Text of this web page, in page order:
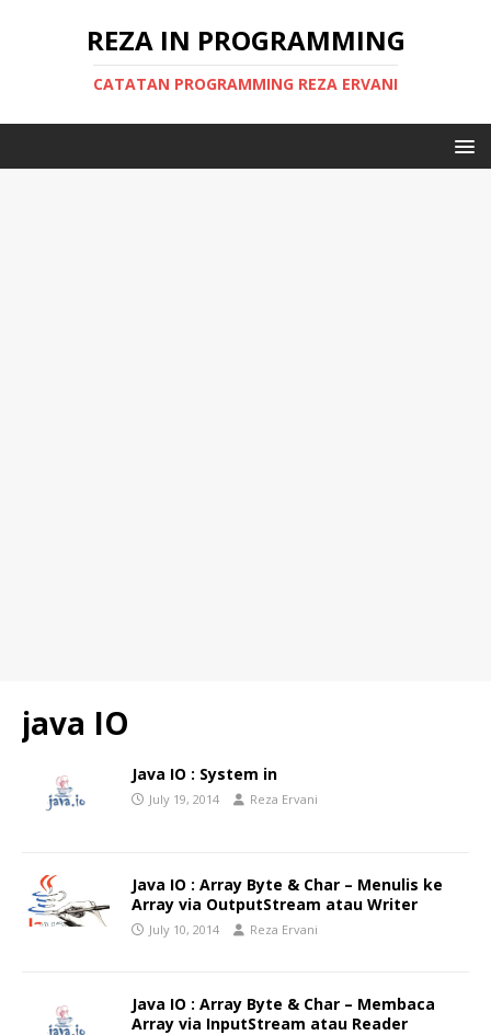
REZA IN PROGRAMMING
CATATAN PROGRAMMING REZA ERVANI
java IO
Java IO : System in
July 19, 2014 Reza Ervani
Java IO : Array Byte & Char – Menulis ke
Array via OutputStream atau Writer
July 10, 2014 Reza Ervani
Java IO : Array Byte & Char – Membaca
Array via InputStream atau Reader